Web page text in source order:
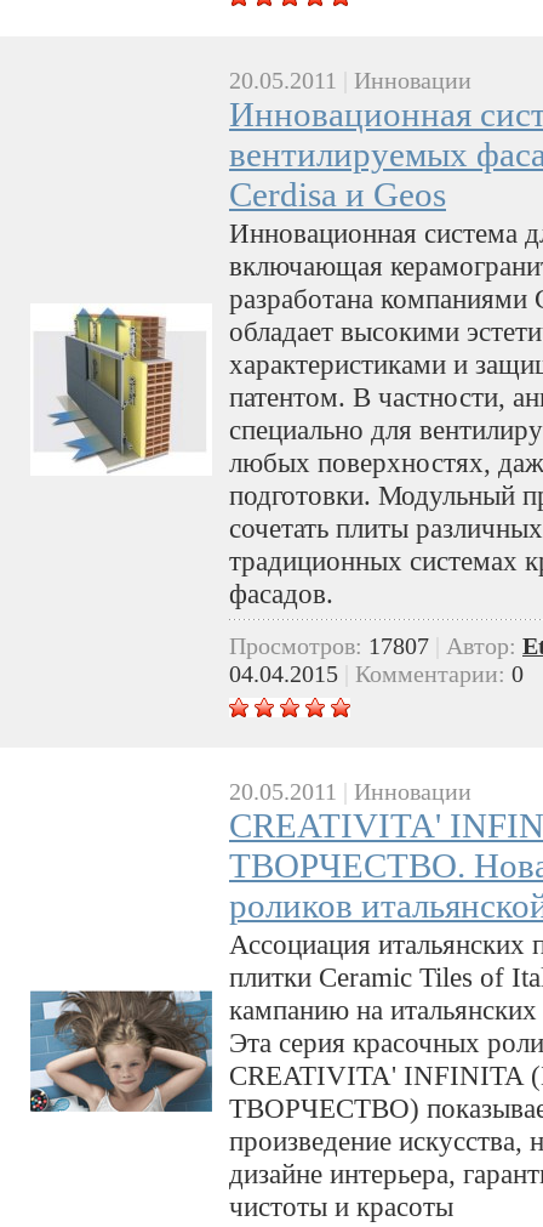
20.05.2011 Инновации
Инновационная
вентилируемых
Cerdisa и Geos
Инновационная система
включающая
разработана компаниями
обладает высокими
характеристиками и
патентом. В частности,
специально для
любых поверхностях,
подготовки. Модульный
сочетать плиты
традиционных системах
фасадов.
Просмотров: 17807 Автор:
04.04.2015
Комментарии: 0
20.05.2011 | Инновации
CREATIVITA'
ТВОРЧЕСТВО.
роликов
Ассоциация итальянских
плитки Ceramic Tiles of
кампанию на
Эта серия красочных
CREATIVITA'
ТВОРЧЕСТВО)
произведение искусства,
дизайне интерьера,
чистоты и красоты